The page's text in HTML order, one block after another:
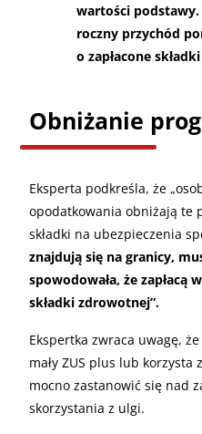
wartości podstawy.
roczny przychód
o zapłacone
Obniżanie
Eksperta podkreśla, że
opodatkowania obniżają te
składki na ubezpieczenia
znajdują się na granicy,
spowodowała, że zapłacą
składki zdrowotnej”.
Ekspertka zwraca uwagę,
mały ZUS plus lub
mocno zastanowić się nad
skorzystania z ulgi.